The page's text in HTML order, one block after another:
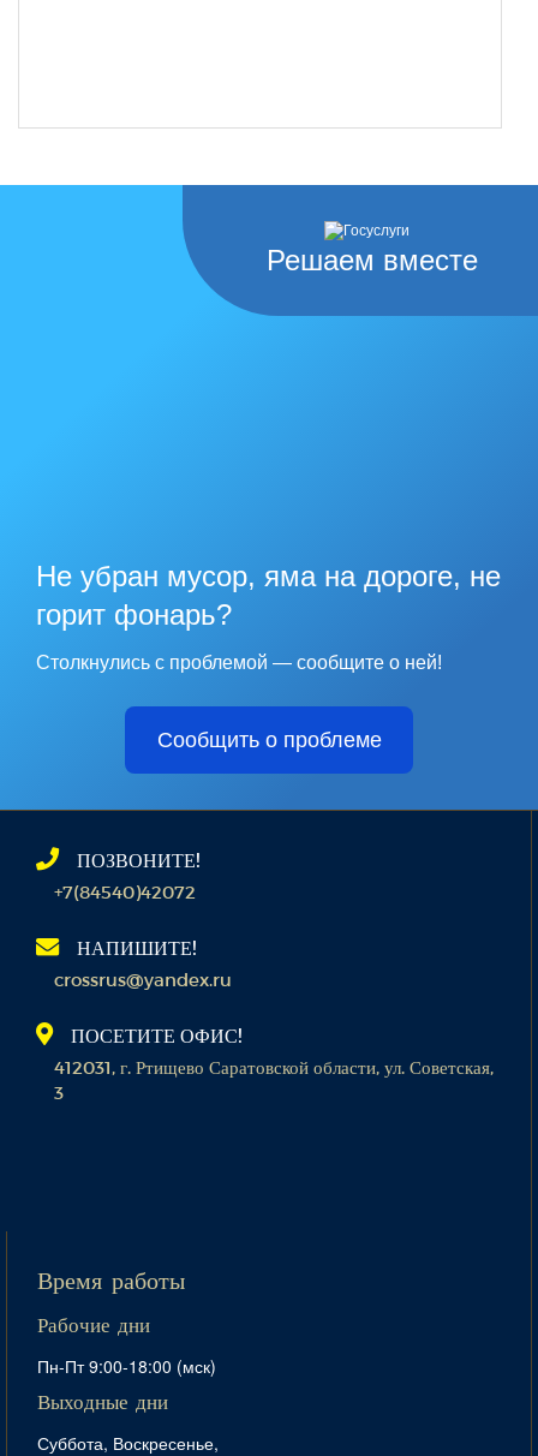
Решаем вместе
Не убран мусор, яма на дороге, не
горит фонарь?
Столкнулись с проблемой — сообщите о ней!
Сообщить о проблеме
ПОЗВОНИТЕ!
+7(84540)42072
НАПИШИТЕ!
crossrus@yandex.ru
ПОСЕТИТЕ ОФИС!
412031, г. Ртищево Саратовской области, ул. Советская,
3
Время работы
Рабочие дни
Пн-Пт 9:00-18:00 (мск)
Выходные дни
Суббота, Воскресенье,